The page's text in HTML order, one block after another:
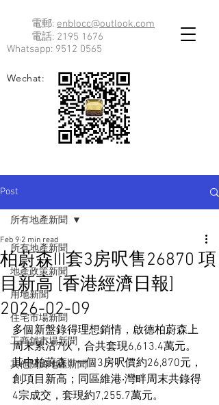
電郵: enblocc@outlook.com
電話: 2195 1676
Whatsapp: 9512 0565
Wechat:
Post
所有地產新聞
地產政策新聞
用地新聞
住宅市場新聞
工商舖市場新聞
其他關於地產新聞
所有地產新聞
柏蔚森III套3房呎售26870 項
目新高 [香港經濟日報]
2026-02-09
Feb 9 2 min read
多個新盤錄得理想銷情，啟德柏蔚森上
周末累沽7伙，合共套現6,613.4萬元。
其中柏蔚森III一個3房呎價約26,870元，
創項目新高；同區維港‧灣畔周末共錄得
4宗成交，套現約7,255.7萬元。